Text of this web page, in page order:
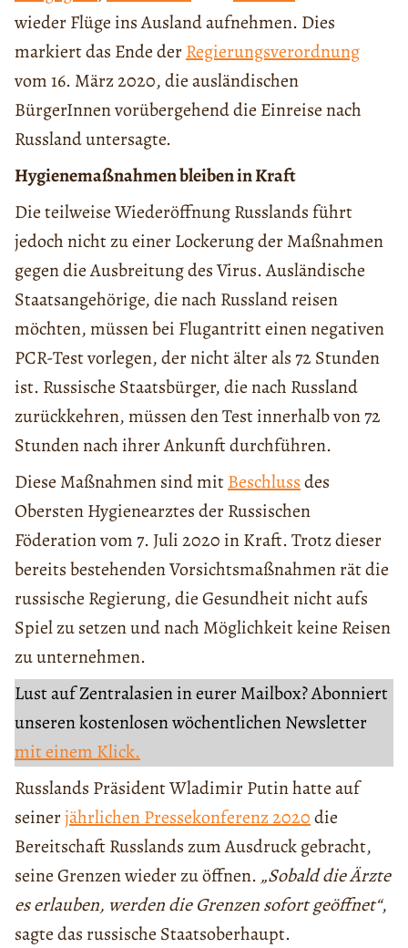
wieder Flüge ins Ausland aufnehmen. Dies
markiert das Ende derRegierungsverordnung
vom 16. März 2020, die ausländischen
BürgerInnen vorübergehend die Einreise nach
Russland untersagte.
Hygienemaßnahmen bleiben in Kraft
Die teilweise Wiederöffnung Russlands führt
jedoch nicht zu einer Lockerung der Maßnahmen
gegen die Ausbreitung des Virus. Ausländische
Staatsangehörige, die nach Russland reisen
möchten, müssen bei Flugantritt einen negativen
PCR-Test vorlegen, der nicht älter als 72 Stunden
ist. Russische Staatsbürger, die nach Russland
zurückkehren, müssen den Test innerhalb von 72
Stunden nach ihrer Ankunft durchführen.
Diese Maßnahmen sind mitBeschlussdes
Obersten Hygienearztes der Russischen
Föderation vom 7. Juli 2020 in Kraft. Trotz dieser
bereits bestehenden Vorsichtsmaßnahmen rät die
russische Regierung, die Gesundheit nicht aufs
Spiel zu setzen und nach Möglichkeit keine Reisen
zu unternehmen.
Lust auf Zentralasien in eurer Mailbox? Abonniert
unseren kostenlosen wöchentlichen Newsletter
mit einem Klick.
Russlands Präsident Wladimir Putin hatte auf
seinerjährlichen Pressekonferenz 2020die
Bereitschaft Russlands zum Ausdruck gebracht,
seine Grenzen wieder zu öffnen. „Sobald die Ärzte
es erlauben, werden die Grenzen sofort geöffnet“,
sagte das russische Staatsoberhaupt.